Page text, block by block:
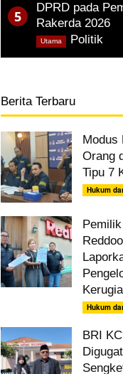
DPRD pada
Rakerda 2026
Politik
Utama
Berita Terbaru
Modus
Orang
Tipu 7
Hukum
Hukum
BRI